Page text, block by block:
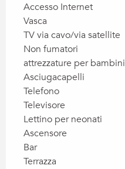
Accesso Internet
Vasca
TV via cavo/via satellite
Non fumatori
attrezzature per bambini
Asciugacapelli
Telefono
Televisore
Lettino per neonati
Ascensore
Bar
Terrazza